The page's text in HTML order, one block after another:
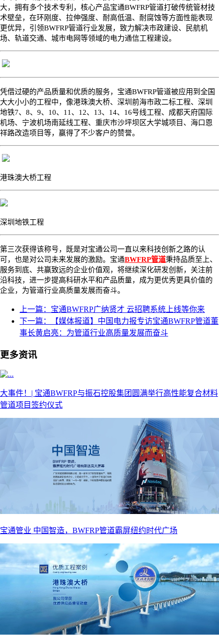
大，拥有多个技术专利，核心产品宝通BWFRP管道打破传统管材技
术壁垒，在环刚度、拉伸强度、耐高低温、耐腐蚀等方面性能表现
更优异，引领BWFRP管道行业发展，致力解决市政建设、民航机
场、轨道交通、城市电网等领域的电力通信工程建设。
凭借过硬的产品质量和优质的服务，宝通BWFRP管道被应用到全国
大大小小的工程中，像港珠澳大桥、深圳前海市政二标工程、深圳
地铁7、 8、 9、 10、 11、 12、 13、 14、 16号线工程、成都天府国际
机场、宁波机场南延线工程、重庆市沙坪坝区大学城项目、海口恩
祥路改造项目等，赢得了不少客户的赞誉。
港珠澳大桥工程
深圳地铁工程
第三次获得该称号，既是对宝通公司一直以来科技创新之路的认
可，也是对公司未来发展的激励。宝通BWFRP管道秉持品质至上、
服务到底、共赢致远的企业价值观，将继续深化研发创新，关注前
沿科技，进一步提高科研水平和产品质量，成为更优秀更具价值的
企业，为管道行业高质量发展而奋斗。
上一篇：宝通BWFRP广纳贤才 云招聘系统上线等你来
下一篇：【媒体报道】中国电力报专访宝通BWFRP管道董
事长黄启亮：为管道行业高质量发展而奋斗
更多资讯
大事件！| 宝通BWFRP与振石控股集团圆满举行高性能复合材料
管道项目签约仪式
宝通管业 中国智造，BWFRP管道霸屏纽约时代广场